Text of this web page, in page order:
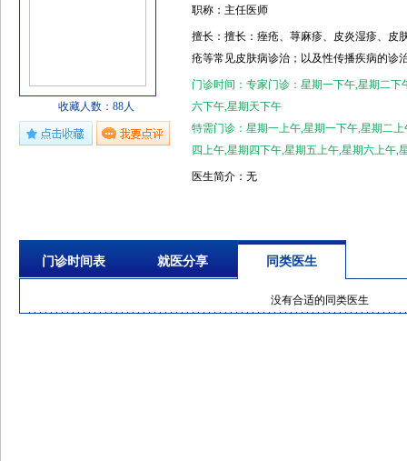
收藏人数：88人
职称：主任医师
擅长：擅长：痤疮、荨麻疹、皮炎湿疹、皮
疮等常见皮肤病诊治；以及性传播疾病的诊
门诊时间：专家门诊：星期一下午,星期二
六下午,星期天下午
特需门诊：星期一上午,星期一下午,星期二
四上午,星期四下午,星期五上午,星期六上午,
医生简介：无
门诊时间表 就医分享 同类医生
没有合适的同类医生